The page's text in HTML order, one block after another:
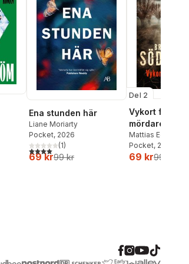
Ena stunden här
Liane Moriarty
Pocket, 2026
4,0utav 5 stjärnor. Totalt antal röster:
(1)
69 kr99 kr
Del 2
Vykort från en
mördare
Mattias
Pocket, 2026
69 kr99 kr